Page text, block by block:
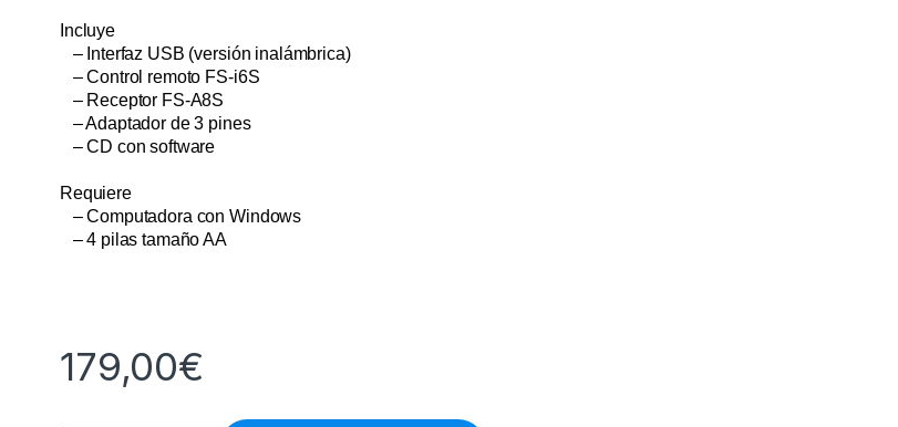
Incluye
– Interfaz USB (versión inalámbrica)
– Control remoto FS-i6S
– Receptor FS-A8S
– Adaptador de 3 pines
– CD con software
Requiere
– Computadora con Windows
– 4 pilas tamaño AA
179,00€